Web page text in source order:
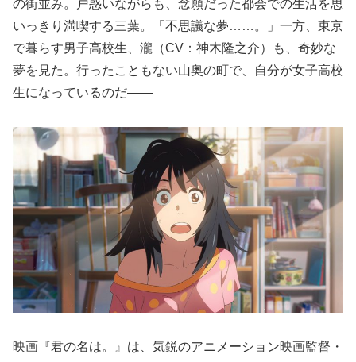
の街並み。戸惑いながらも、念願だった都会での生活を思
いっきり満喫する三葉。「不思議な夢……。」一方、東京
で暮らす男子高校生、瀧（CV：神木隆之介）も、奇妙な
夢を見た。行ったこともない山奥の町で、自分が女子高校
生になっているのだ――
映画『君の名は。』は、気鋭のアニメーション映画監督・